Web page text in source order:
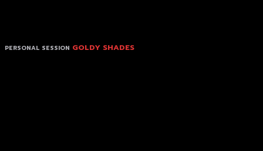
PERSONAL SESSION GOLDY SHADES